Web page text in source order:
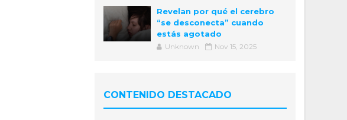
Revelan por qué el cerebro
“se desconecta” cuando
estás agotado
Unknown Nov 15, 2025
CONTENIDO DESTACADO